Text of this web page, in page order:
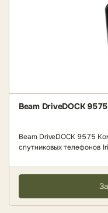
Beam DriveDOCK
Beam DriveDOCK 9575
спутниковых телефонов